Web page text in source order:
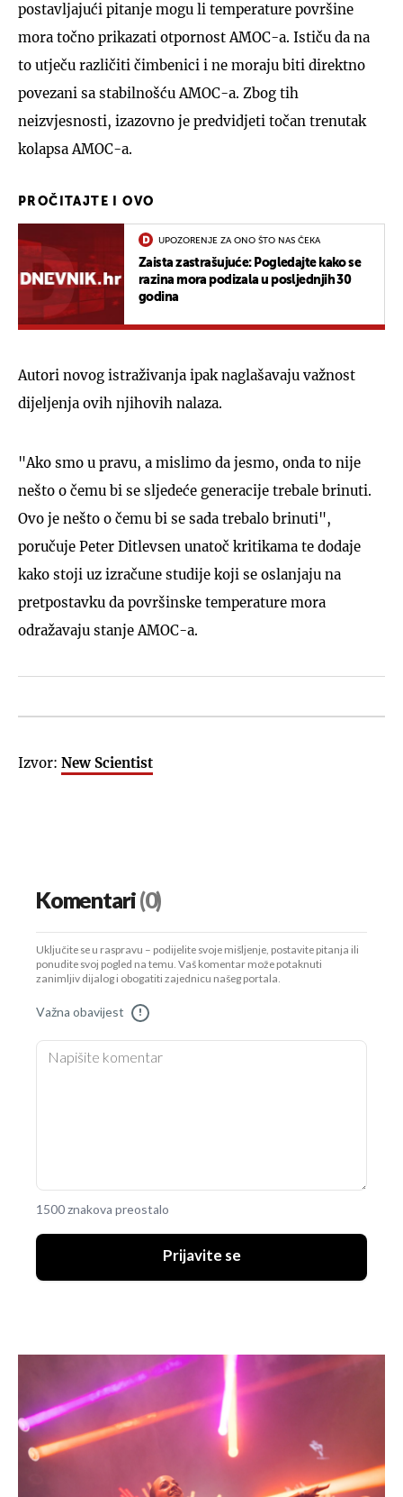
postavljajući pitanje mogu li temperature površine
mora točno prikazati otpornost AMOC-a. Ističu da na
to utječu različiti čimbenici i ne moraju biti direktno
povezani sa stabilnošću AMOC-a. Zbog tih
neizvjesnosti, izazovno je predvidjeti točan trenutak
kolapsa AMOC-a.
PROČITAJTE I OVO
UPOZORENJE ZA ONO ŠTO NAS ČEKA
Zaista zastrašujuće: Pogledajte kako se
razina mora podizala u posljednjih 30
godina
Autori novog istraživanja ipak naglašavaju važnost
dijeljenja ovih njihovih nalaza.
"Ako smo u pravu, a mislimo da jesmo, onda to nije
nešto o čemu bi se sljedeće generacije trebale brinuti.
Ovo je nešto o čemu bi se sada trebalo brinuti",
poručuje Peter Ditlevsen unatoč kritikama te dodaje
kako stoji uz izračune studije koji se oslanjaju na
pretpostavku da površinske temperature mora
odražavaju stanje AMOC-a.
Izvor: New Scientist
Komentari(0)
Uključite se u raspravu – podijelite svoje mišljenje, postavite pitanja ili
ponudite svoj pogled na temu. Vaš komentar može potaknuti
zanimljiv dijalog i obogatiti zajednicu našeg portala.
Važna obavijest !
1500 znakova preostalo
Prijavite se